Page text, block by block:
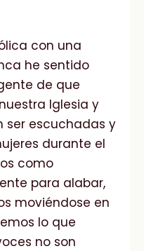
con una
he sentido
de que
Iglesia y
ser escuchadas y
durante el
como
para alabar,
moviéndose en
lo que
no son